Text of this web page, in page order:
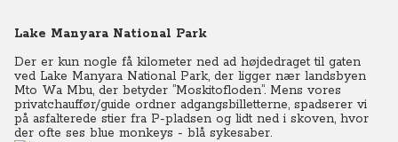
Lake Manyara National Park
Der er kun nogle få kilometer ned ad højdedraget til gaten
ved Lake Manyara National Park, der ligger nær landsbyen
Mto Wa Mbu, der betyder ”Moskitofloden”. Mens vores
privatchauffør/guide ordner adgangsbilletterne, spadserer vi
på asfalterede stier fra P-pladsen og lidt ned i skoven, hvor
der ofte ses blue monkeys - blå sykesaber.